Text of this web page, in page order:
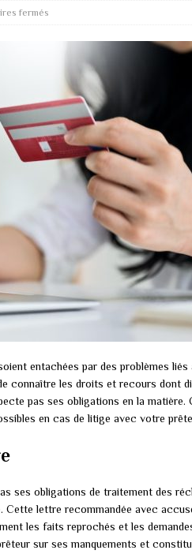
fermés
entachées par des problèmes liés
connaître les droits et recours dont
pas ses obligations en la matière.
en cas de litige avec votre
ses obligations de traitement des
. Cette lettre recommandée avec
les faits reprochés et les
sur ses manquements et